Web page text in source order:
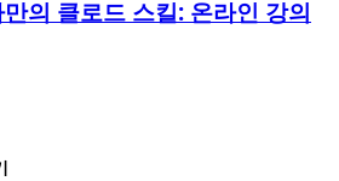
의 클로드 스킬: 온라인 강의